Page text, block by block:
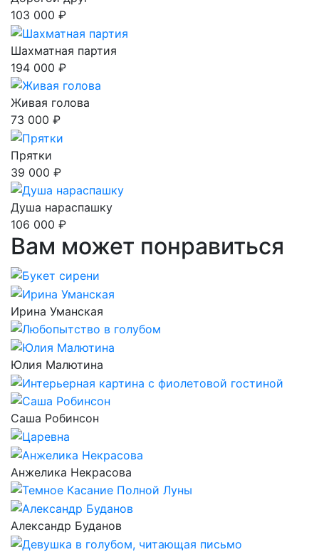
103 000 ₽
Шахматная партия
194 000 ₽
Живая голова
73 000 ₽
Прятки
39 000 ₽
Душа нараспашку
106 000 ₽
Вам может понравиться
Ирина Уманская
Юлия Малютина
Саша Робинсон
Анжелика Некрасова
Александр Буданов